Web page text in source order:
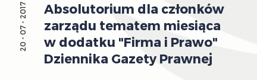
Absolutorium dla członków
zarządu tematem miesiąca
w dodatku "Firma i Prawo"
Dziennika Gazety Prawnej
20 - 07 - 2017